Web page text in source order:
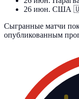
26 июн. США
Сыгранные матчи
опубликованным